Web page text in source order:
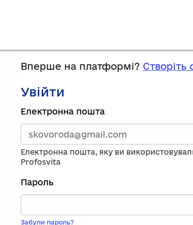
Вперше на платформі? Створіть
Увійти
Зареєструйтесь,
використавши
електронну
адресу
та
пароль.
Якщо
вас
немає
запису,
Електронна пошта
Електронна пошта, яку ви
Profosvita
Пароль
Забули пароль?